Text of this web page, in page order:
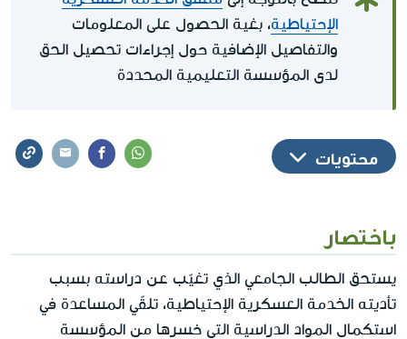
الإحتياطية، بغية الحصول على المعلومات
والتفاصيل الإضافية حول إجراءات تحصيل الحق
لدى المؤسسة التعليمية المحددة
محتويات
باختصار
يستحق الطالب الجامعي الذي تغيّب عن دراسته بسبب
تأديته الخدمة العسكرية الإحتياطية، تلقّي المساعدة في
استكمال المواد الدراسية التي خسرها من المؤسسة